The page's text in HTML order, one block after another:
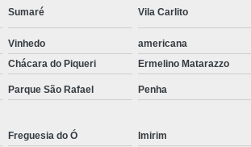
Dobra Chapa de Alumínio
Dobra de Chapa de
Dobra de Chapa de Ferro
Dobradeira de Chapa
Dobra de
Sumaré Vila Carlito
Vinhedo
americana
Chácara do Piqueri Ermelino Matarazzo
Parque São Rafael Penha
Freguesia do Ó Imirim